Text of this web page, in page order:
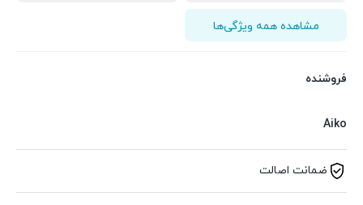
مشاهده همه ویژگی‌ها
فروشنده
Aiko
ضمانت اصالت